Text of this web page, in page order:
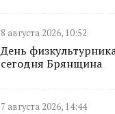
8 августа 2026, 10:52
День
сегодня Брянщина
7 августа 2026, 14:44